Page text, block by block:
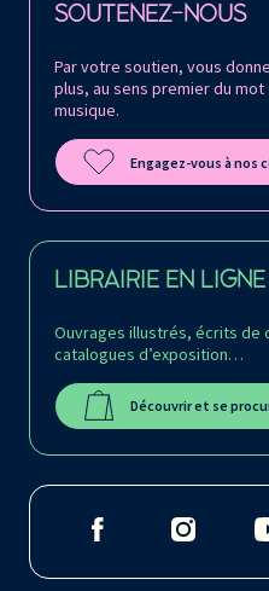
SOUTENEZ-NOUS
Par votre soutien, vous
plus, au sens premier du mot
musique.
Engagez-vous à nos
LIBRAIRIE EN LIGNE
Ouvrages illustrés, écrits de
catalogues d’exposition…
Découvrir et se